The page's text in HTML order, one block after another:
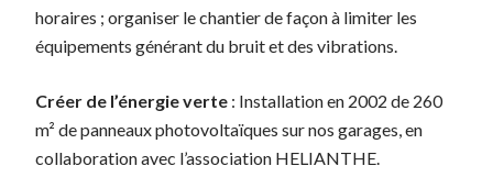
horaires ; organiser le chantier de façon à limiter les
équipements générant du bruit et des vibrations.
Créer de l’énergie verte : Installation en 2002 de 260
m² de panneaux photovoltaïques sur nos garages, en
collaboration avec l’association HELIANTHE.